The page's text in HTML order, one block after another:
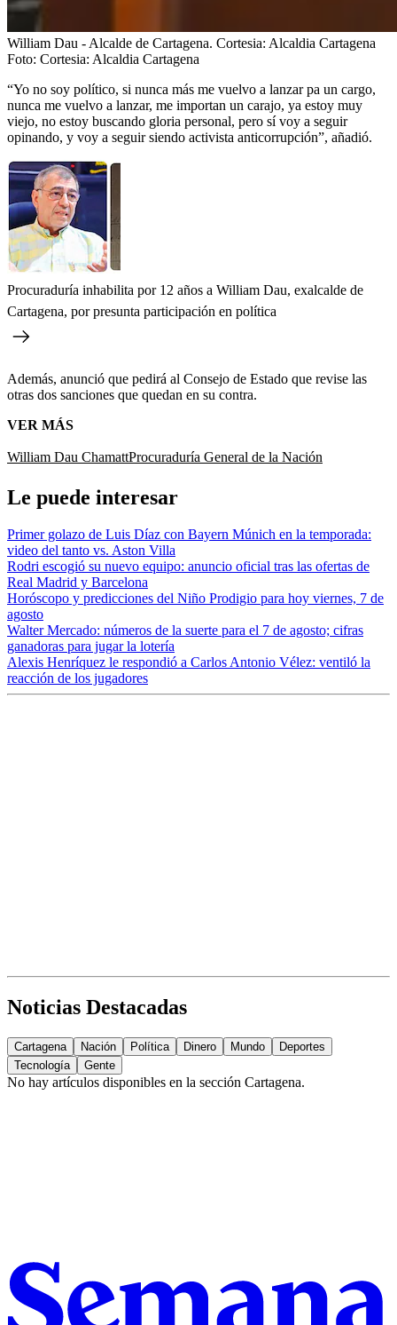
William Dau - Alcalde de Cartagena. Cortesia: Alcaldia Cartagena
Foto: Cortesia: Alcaldia Cartagena
“Yo no soy político, si nunca más me vuelvo a lanzar pa un cargo,
nunca me vuelvo a lanzar, me importan un carajo, ya estoy muy
viejo, no estoy buscando gloria personal, pero sí voy a seguir
opinando, y voy a seguir siendo activista anticorrupción”, añadió.
Procuraduría inhabilita por 12 años a William Dau, exalcalde de
Cartagena, por presunta participación en política
Además, anunció que pedirá al Consejo de Estado que revise las
otras dos sanciones que quedan en su contra.
VER MÁS
William Dau ChamattProcuraduría General de la Nación
Le puede interesar
Primer golazo de Luis Díaz con Bayern Múnich en la temporada:
video del tanto vs. Aston Villa
Rodri escogió su nuevo equipo: anuncio oficial tras las ofertas de
Real Madrid y Barcelona
Horóscopo y predicciones del Niño Prodigio para hoy viernes, 7 de
agosto
Walter Mercado: números de la suerte para el 7 de agosto; cifras
ganadoras para jugar la lotería
Alexis Henríquez le respondió a Carlos Antonio Vélez: ventiló la
reacción de los jugadores
Noticias Destacadas
Cartagena Nación Política Dinero Mundo
Deportes
Tecnología
Gente
No hay artículos disponibles en la sección Cartagena.